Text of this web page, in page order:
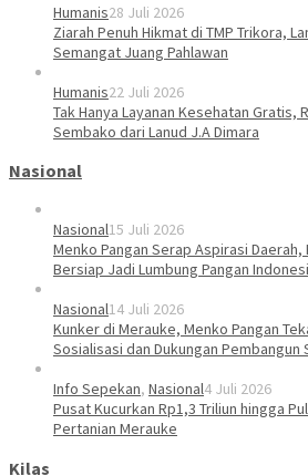
Humanis28 Juli 2026
Ziarah Penuh Hikmat di TMP Trikora,
Semangat Juang Pahlawan
Humanis22 Juli 2026
Tak Hanya Layanan Kesehatan Gratis,
Sembako dari Lanud J.A Dimara
Nasional
Nasional15 Juli 2026
Menko Pangan Serap Aspirasi Daerah,
Bersiap Jadi Lumbung Pangan
Nasional14 Juli 2026
Kunker di Merauke, Menko Pangan
Sosialisasi dan Dukungan Pembangun
Info Sepekan, Nasional4 Juli 2026
Pusat Kucurkan Rp1,3 Triliun hingga
Pertanian Merauke
Kilas